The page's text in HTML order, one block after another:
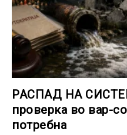
РАСПАД НА
проверка во вар-
потребна